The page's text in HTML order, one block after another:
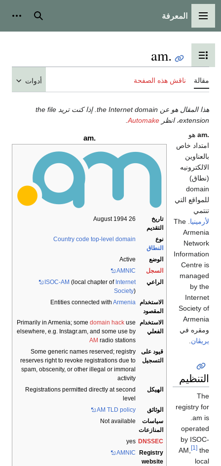
القائمة الرئيسية
المعرفة بحث
تبديل عرض جدول المحتويات
.am
مقالة ناقش هذه الصفحة أدوات
هذا المقال هو عن the Internet domain. إذا كنت تريد the file
extension، انظر
Automake
.am
تاريخ
التقديم
26 August 1994
نوع
النطاق
Country code top-level domain
الوضع
Active
السجل
AMNIC
الراعي
ISOC-AM (local chapter of Internet
Society)
الاستخدام
المقصود
Entities connected with Armenia
الاستخدام
الفعلي
Primarily in Armenia; some domain hack use
elsewhere, e.g. Instagr.am, and some use by
AM radio stations
قيود على
التسجيل
Some generic names reserved; registry
reserves right to revoke registrations due to
spam, obscenity, or other illegal or immoral
activity
الهيكل
Registrations permitted directly at second
level
الوثائق
AM TLD policy
سياسات
المنازعات
Not available
DNSSEC
yes
Registry
website
AMNIC
.am
هو
امتداد خاص
بالعناوين
الالكترونيه
(نطاق)
domain
للمواقع التي
تنتمي
لأرمينيا . The
Armenia
Network
Information
Centre is
managed
by the
Internet
Society of
Armenia
ومقره في
يريڤان
التنظيم
The
registry for
.am is
operated
by ISOC-
AM,
[1] the
local